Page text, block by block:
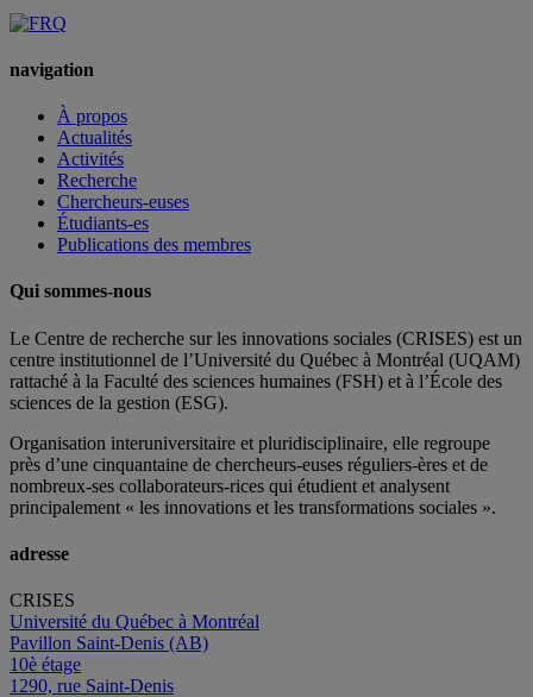
navigation
À propos
Actualités
Activités
Recherche
Chercheurs-euses
Étudiants-es
Publications des membres
Qui sommes-nous
Le Centre de recherche sur les innovations sociales (CRISES) est un
centre institutionnel de l’Université du Québec à Montréal (UQAM)
rattaché à la Faculté des sciences humaines (FSH) et à l’École des
sciences de la gestion (ESG).
Organisation interuniversitaire et pluridisciplinaire, elle regroupe
près d’une cinquantaine de chercheurs-euses réguliers-ères et de
nombreux-ses collaborateurs-rices qui étudient et analysent
principalement « les innovations et les transformations sociales ».
adresse
CRISES
Université du Québec à Montréal
Pavillon Saint-Denis (AB)
10è étage
1290, rue Saint-Denis